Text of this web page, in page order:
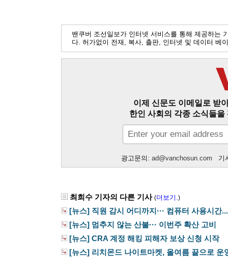
밴쿠버 조선일보가 인터넷 서비스를 통해 제공하는
다. 허가없이 전재, 복사, 출판, 인터넷 및 데이터 베
이제 신문도 이메일로 받
한인 사회의 각종 소식들
광고문의: ad@vanchosun.com 기
최희수 기자의 다른 기사 (더보기.)
[뉴스] 직원 감시 어디까지··· 컴퓨터 사용시간...
[뉴스] 멈추지 않는 산불··· 이번주 확산 고비
[뉴스] CRA 계정 해킹 피해자 보상 신청 시작
[뉴스] 리치몬드 나이트마켓, 올여름 끝으로 운